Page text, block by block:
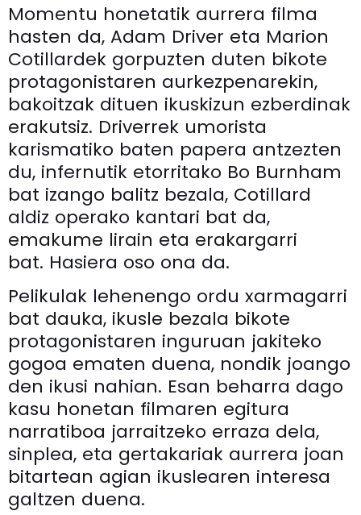
Momentu honetatik aurrera filma
hasten da, Adam Driver eta Marion
Cotillardek gorpuzten duten bikote
protagonistaren aurkezpenarekin,
bakoitzak dituen ikuskizun ezberdinak
erakutsiz. Driverrek umorista
karismatiko baten papera antzezten
du, infernutik etorritako Bo Burnham
bat izango balitz bezala, Cotillard
aldiz operako kantari bat da,
emakume lirain eta erakargarri
bat. Hasiera oso ona da.
Pelikulak lehenengo ordu xarmagarri
bat dauka, ikusle bezala bikote
protagonistaren inguruan jakiteko
gogoa ematen duena, nondik joango
den ikusi nahian. Esan beharra dago
kasu honetan filmaren egitura
narratiboa jarraitzeko erraza dela,
sinplea, eta gertakariak aurrera joan
bitartean agian ikuslearen interesa
galtzen duena.